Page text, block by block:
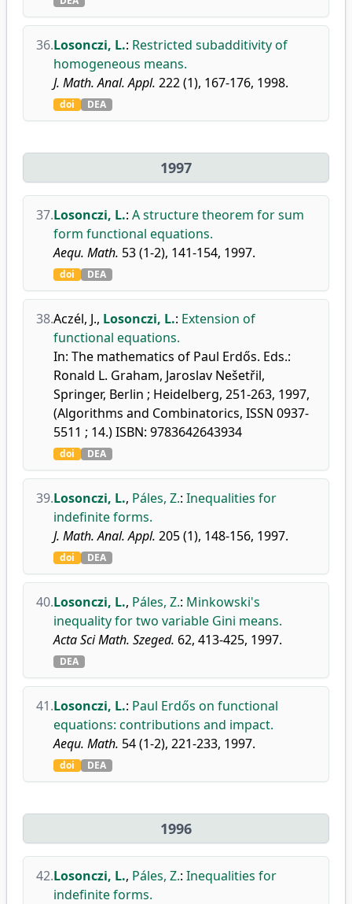
36.Losonczi, L.: Restricted subadditivity of
homogeneous means.
J. Math. Anal. Appl. 222 (1), 167-176, 1998.
doi DEA
1997
37.Losonczi, L.: A structure theorem for sum
form functional equations.
Aequ. Math. 53 (1-2), 141-154, 1997.
doi DEA
38.Aczél, J., Losonczi, L.: Extension of
functional equations.
In: The mathematics of Paul Erdős. Eds.:
Ronald L. Graham, Jaroslav Nešetřil,
Springer, Berlin ; Heidelberg, 251-263, 1997,
(Algorithms and Combinatorics, ISSN 0937-
5511 ; 14.) ISBN: 9783642643934
doi DEA
39.Losonczi, L., Páles, Z.: Inequalities for
indefinite forms.
J. Math. Anal. Appl. 205 (1), 148-156, 1997.
doi DEA
40.Losonczi, L., Páles, Z.: Minkowski's
inequality for two variable Gini means.
Acta Sci Math. Szeged. 62, 413-425, 1997.
DEA
41.Losonczi, L.: Paul Erdős on functional
equations: contributions and impact.
Aequ. Math. 54 (1-2), 221-233, 1997.
doi DEA
1996
42.Losonczi, L., Páles, Z.: Inequalities for
indefinite forms.